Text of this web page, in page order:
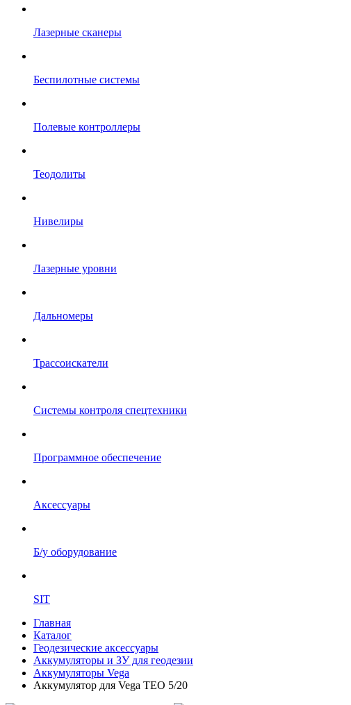
Лазерные сканеры
Беспилотные системы
Полевые контроллеры
Теодолиты
Нивелиры
Лазерные уровни
Дальномеры
Трассоискатели
Системы контроля спецтехники
Программное обеспечение
Аксессуары
Б/у оборудование
SIT
Главная
Каталог
Геодезические аксессуары
Аккумуляторы и ЗУ для геодезии
Аккумуляторы Vega
Аккумулятор для Vega TEO 5/20